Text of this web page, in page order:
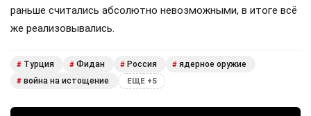
раньше считались абсолютно невозможными, в итоге всё
же реализовывались.
# Турция # Фидан # Россия # ядерное оружие
# война на истощение ЕЩЕ +5